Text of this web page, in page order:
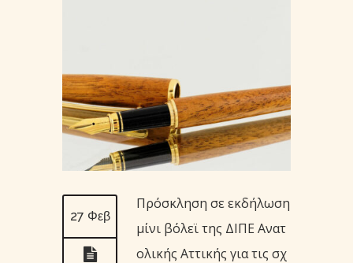
27 Φεβ
Πρόσκληση σε εκδήλωση
μίνι βόλεϊ της ΔΙΠΕ Ανατ
ολικής Αττικής για τις σχ